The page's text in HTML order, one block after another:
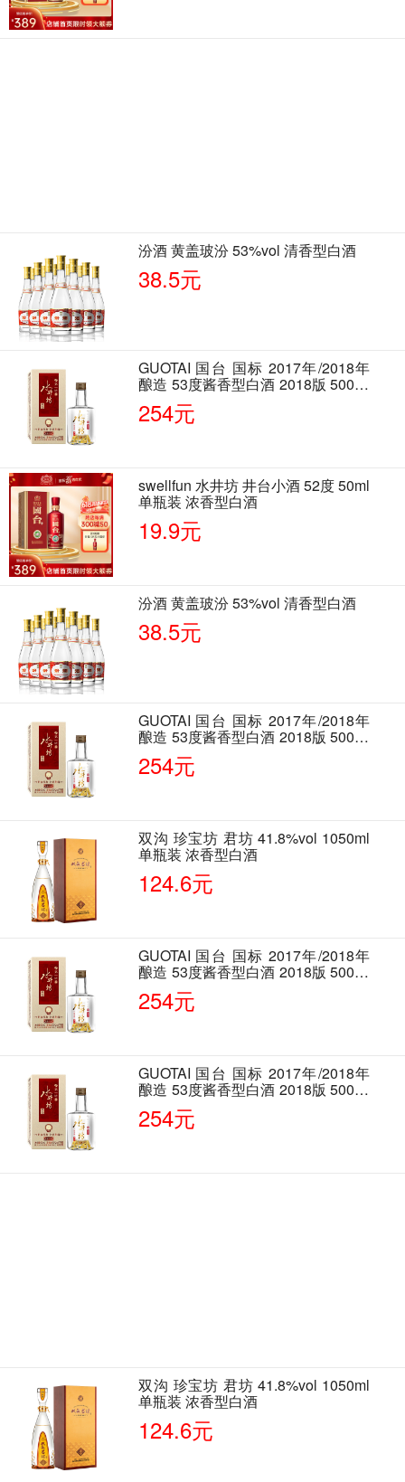
汾酒 黄盖玻汾 53%vol 清香型白酒
38.5元
GUOTAI 国台 国标 2017年/2018年
酿造 53度酱香型白酒 2018版 500ml
单瓶装
254元
swellfun 水井坊 井台小酒 52度 50ml
单瓶装 浓香型白酒
19.9元
汾酒 黄盖玻汾 53%vol 清香型白酒
38.5元
GUOTAI 国台 国标 2017年/2018年
酿造 53度酱香型白酒 2018版 500ml
单瓶装
254元
双沟 珍宝坊 君坊 41.8%vol 1050ml
单瓶装 浓香型白酒
124.6元
GUOTAI 国台 国标 2017年/2018年
酿造 53度酱香型白酒 2018版 500ml
单瓶装
254元
GUOTAI 国台 国标 2017年/2018年
酿造 53度酱香型白酒 2018版 500ml
单瓶装
254元
双沟 珍宝坊 君坊 41.8%vol 1050ml
单瓶装 浓香型白酒
124.6元